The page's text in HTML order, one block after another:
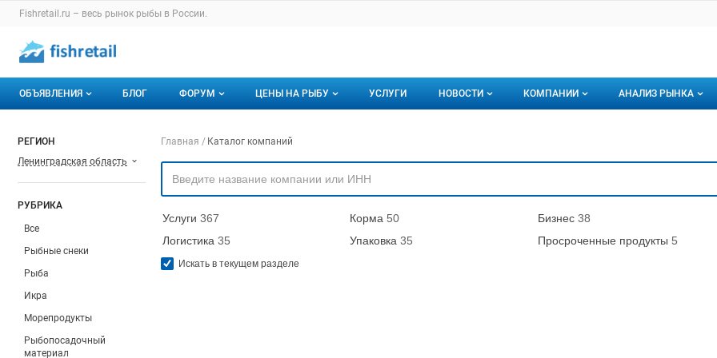
Раздел навигации по сайту fishretail.ru
Fishretail.ru – весь рынок рыбы в России.
Авторизация и меню пользователя
Навигация по разделам сайта fishretail.ru
ОБЪЯВЛЕНИЯ
Горячее предложение
БЛОГ ФОРУМ
Избранные
С моим участием
ЦЕНЫ НА РЫБУ
Актуальные мониторинги
Динамика цен
УСЛУГИ НОВОСТИ КОМПАНИИ
О каталоге компаний
Премиум размещение
АНАЛИЗ РЫНКА
Подписаться на
РЕГИОН
Ленинградская область
РУБРИКА
Все
Рыбные снеки
Рыба
Икра
Морепродукты
Рыбопосадочный
материал
Навигация по компаниям
Главная Каталог компаний
Услуги 367 Корма 50 Бизнес 38
Логистика 35 Упаковка 35 Просроченные продукты 5
Искать в текущем разделе